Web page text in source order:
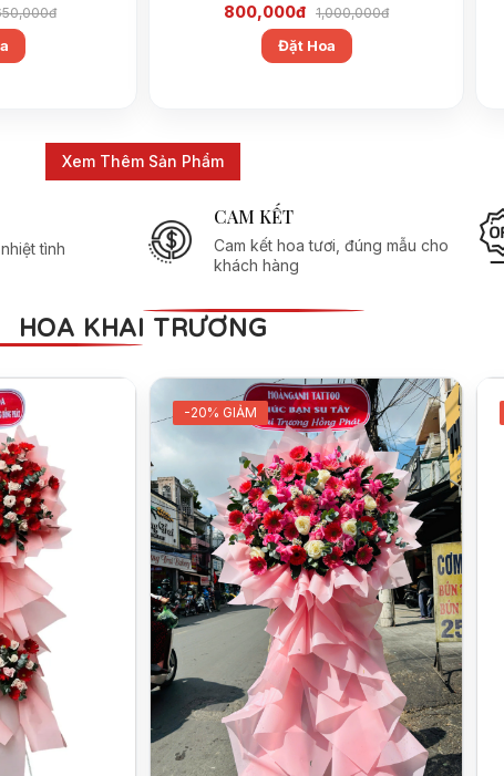
800,000đ 1,000,000đ
Đặt Hoa
Xem Thêm Sản Phẩm
tình
CAM KẾT
Cam kết hoa tươi, đúng mẫu cho
khách hàng
HOA KHAI TRƯƠNG
-20% GIẢM